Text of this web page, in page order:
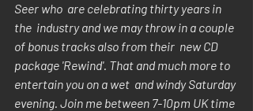
Seer who  are celebrating thirty years in
the  industry and we may throw in a couple
of bonus tracks also from their  new CD
package 'Rewind'. That and much more to
entertain you on a wet  and windy Saturday
evening. Join me between 7-10pm UK time